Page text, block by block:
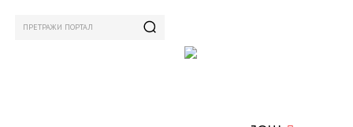
ПРЕТРАЖИ ПОРТАЛ